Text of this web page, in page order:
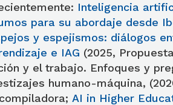
Inteligencia
para su abordaje desde
y espejismos: diálogos
e IAG (2025,
y el trabajo. Enfoques y
humano-máquina,
AI in Higher